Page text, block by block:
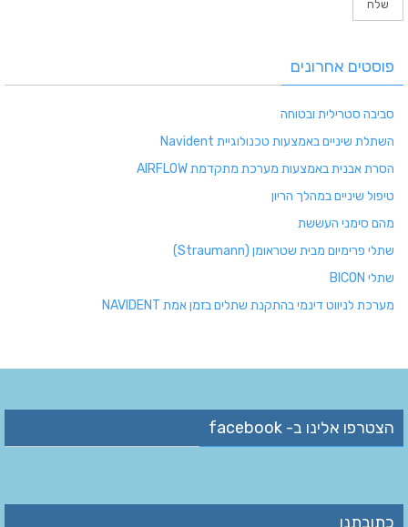
פוסטים אחרונים
סביבה סטרילית ובטוחה
השתלת שיניים באמצעות טכנולוגיית Navident
הסרת אבנית באמצעות מערכת מתקדמת AIRFLOW
טיפול שיניים במהלך הריון
מהם סימני העששת
שתלי פרימיום מבית שטראומן (Straumann)
שתלי BICON
מערכת לניווט דינמי בהתקנת שתלים בזמן אמת NAVIDENT
הצטרפו אלינו ב- facebook
כתובתנו